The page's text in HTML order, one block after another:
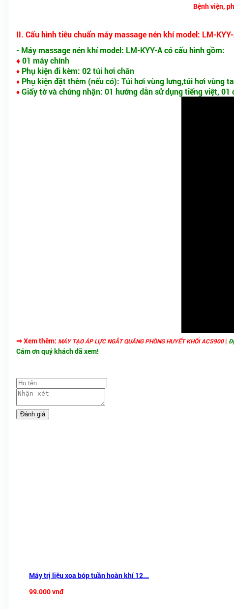
Bệnh viện,
II. Cấu hình tiêu chuẩn máy massage nén khí model: LM-
- Máy massage nén khí model: LM-KYY-A có cấu hình gồm:
♦01 máy chính
♦ Phụ kiện đi kèm: 02 túi hơi chân
♦ Phụ kiện đặt thêm (nếu có): Túi hơi vùng lưng,túi hơi vùng
♦ Giấy tờ và chứng nhận: 01 hướng dẫn sử dụng tiếng việt, 01
⇒ Xem thêm: MÁY TẠO ÁP LỰC NGẮT QUÃNG PHÒNG HUYẾT KHỐI ACS900|
Cám ơn quý khách đã xem!
Máy trị liệu xoa bóp tuần hoàn khí 12...
99.000 vnđ